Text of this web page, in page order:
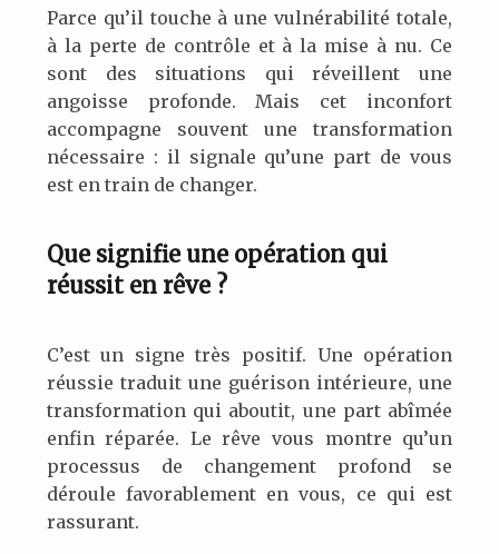
Parce qu’il touche à une vulnérabilité totale,
à la perte de contrôle et à la mise à nu. Ce
sont des situations qui réveillent une
angoisse profonde. Mais cet inconfort
accompagne souvent une transformation
nécessaire : il signale qu’une part de vous
est en train de changer.
Que signifie une opération qui
réussit en rêve ?
C’est un signe très positif. Une opération
réussie traduit une guérison intérieure, une
transformation qui aboutit, une part abîmée
enfin réparée. Le rêve vous montre qu’un
processus de changement profond se
déroule favorablement en vous, ce qui est
rassurant.